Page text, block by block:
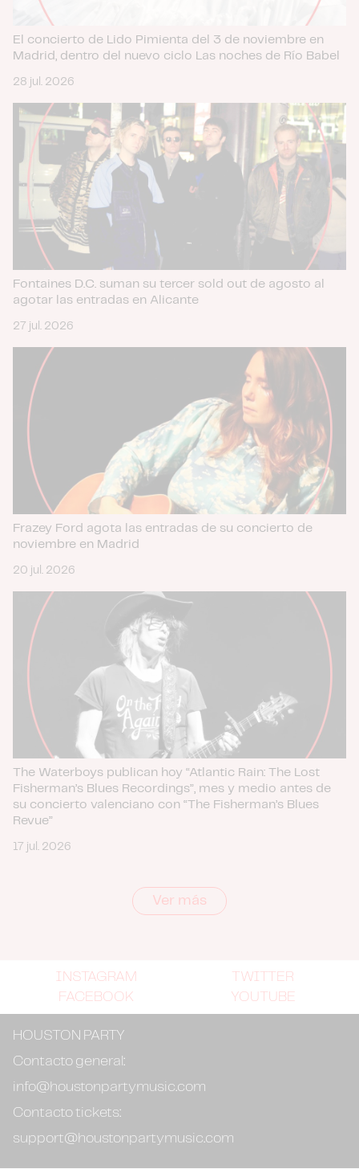
El concierto de Lido Pimienta del 3 de noviembre en
Madrid, dentro del nuevo ciclo Las noches de Río Babel
28 jul. 2026
Fontaines D.C. suman su tercer sold out de agosto al
agotar las entradas en Alicante
27 jul. 2026
Frazey Ford agota las entradas de su concierto de
noviembre en Madrid
20 jul. 2026
The Waterboys publican hoy “Atlantic Rain: The Lost
Fisherman’s Blues Recordings”, mes y medio antes de
su concierto valenciano con “The Fisherman’s Blues
Revue”
17 jul. 2026
Ver más
INSTAGRAM
TWITTER
FACEBOOK
YOUTUBE
HOUSTON PARTY
Contacto general:
info@houstonpartymusic.com
Contacto tickets:
support@houstonpartymusic.com